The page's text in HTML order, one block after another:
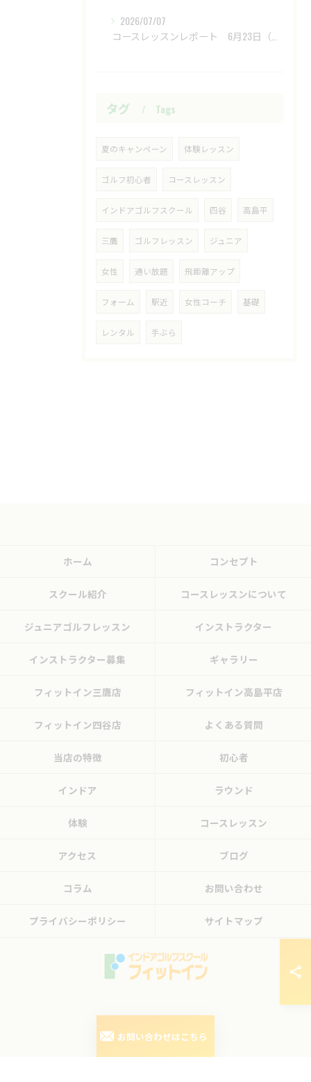
2026/07/07
​ コースレッスンレポート 6月23日（火）新武蔵ヶ丘GC ​
タグ Tags
夏のキャンペーン 体験レッスン
ゴルフ初心者 コースレッスン
インドアゴルフスクール 四谷 高島平
三鷹 ゴルフレッスン ジュニア
女性 通い放題 飛距離アップ
フォーム 駅近 女性コーチ 基礎
レンタル 手ぶら
お問い合わせはこちら
ホーム コンセプト
スクール紹介 コースレッスンについて
ジュニアゴルフレッスン インストラクター
インストラクター募集 ギャラリー
フィットイン三鷹店 フィットイン高島平店
フィットイン四谷店 よくある質問
当店の特徴 初心者
インドア ラウンド
体験 コースレッスン
アクセス ブログ
コラム お問い合わせ
プライバシーポリシー サイトマップ
© 2026 東京都三鷹のゴルフレッスンならフィットイン ALL RIGHTS RESERVED.